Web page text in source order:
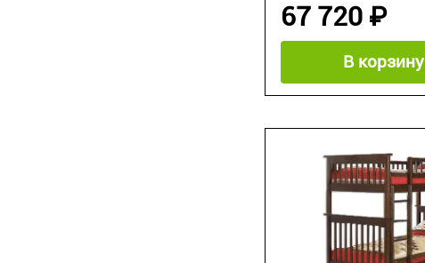
67 720 ₽
В корзину